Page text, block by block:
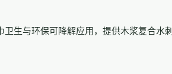
生与环保可降解应用，提供木浆复合水刺